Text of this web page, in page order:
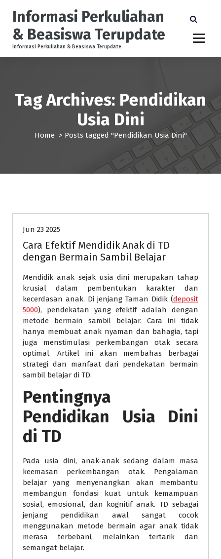
o
Informasi Perkuliahan
& Beasiswa Terupdate
Informasi Perkuliahan & Beasiswa Terupdate
Tag Archives: Pendidikan
Usia Dini
Home > Posts tagged "Pendidikan Usia Dini"
Jun 23 2025
Cara Efektif Mendidik Anak di TD
dengan Bermain Sambil Belajar
Mendidik anak sejak usia dini merupakan tahap
krusial dalam pembentukan karakter dan
kecerdasan anak. Di jenjang Taman Didik (deposit
5000), pendekatan yang efektif adalah dengan
metode bermain sambil belajar. Cara ini tidak
hanya membuat anak nyaman dan bahagia, tapi
juga menstimulasi perkembangan otak secara
optimal. Artikel ini akan membahas berbagai
strategi dan manfaat dari pendekatan bermain
sambil belajar di TD.
Pentingnya
Pendidikan Usia Dini
di TD
Pada usia dini, anak-anak sedang dalam masa
keemasan perkembangan otak. Pengalaman
belajar yang menyenangkan akan membantu
membangun fondasi kuat untuk kemampuan
sosial, emosional, dan kognitif anak. TD sebagai
jenjang pendidikan awal sangat cocok
menggunakan metode bermain agar anak tidak
merasa terbebani, melainkan tertarik dan
semangat belajar.